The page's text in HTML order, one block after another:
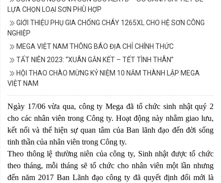
LỰA CHỌN LOẠI SƠN PHÙ HỢP
GIỚI THIỆU PHỤ GIA CHỐNG CHÁY 1265XL CHO HỆ SƠN CÔNG
NGHIỆP
MEGA VIỆT NAM THÔNG BÁO ĐỊA CHỈ CHÍNH THỨC
TẤT NIÊN 2023: “XUÂN GẮN KẾT – TẾT TÌNH THÂN”
HỘI THAO CHÀO MỪNG KỶ NIỆM 10 NĂM THÀNH LẬP MEGA
VIỆT NAM
Ngày 17/06 vừa qua, công ty Mega đã tổ chức sinh nhật quý 2
cho các nhân viên trong Công ty. Hoạt động này nhằm giao lưu,
kết nối và thể hiện sự quan tâm của Ban lãnh đạo đến đời sống
tinh thần của nhân viên trong Công ty.
Theo thông lệ thường niên của công ty, Sinh nhật được tổ chức
theo tháng, mỗi tháng sẽ tổ chức cho nhân viên một lần nhưng
đến năm 2017 Ban Lãnh đạo công ty đã quyết định đổi mới là